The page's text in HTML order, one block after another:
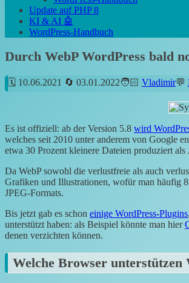
Update auf PHP 8
KI & AI 🤖
WordPress-Handbuch
Durch WebP WordPress bald
10.06.2021 03.01.2022 Vladimir
Es ist offiziell: ab der Version 5.8 wird
welches seit 2010 unter anderem von Google
etwa 30 Prozent kleinere Dateien produziert
Da WebP sowohl die verlustfreie als auch
Grafiken und Illustrationen, wofür man häufig
JPEG-Formats.
Bis jetzt gab es schon einige WordPress-Plugins
unterstützt haben: als Beispiel könnte man hier
denen verzichten können.
Welche Browser unterstützen